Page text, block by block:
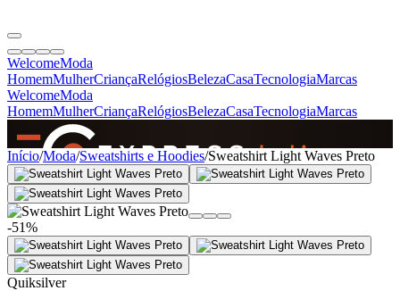
WelcomeModa
HomemMulherCriançaRelógiosBelezaCasaTecnologiaMarcas
WelcomeModa
HomemMulherCriançaRelógiosBelezaCasaTecnologiaMarcas
SINCE 2005
+de 36.000 reviews
Início/Moda/Sweatshirts e Hoodies/Sweatshirt Light Waves Preto
-51%
Quiksilver